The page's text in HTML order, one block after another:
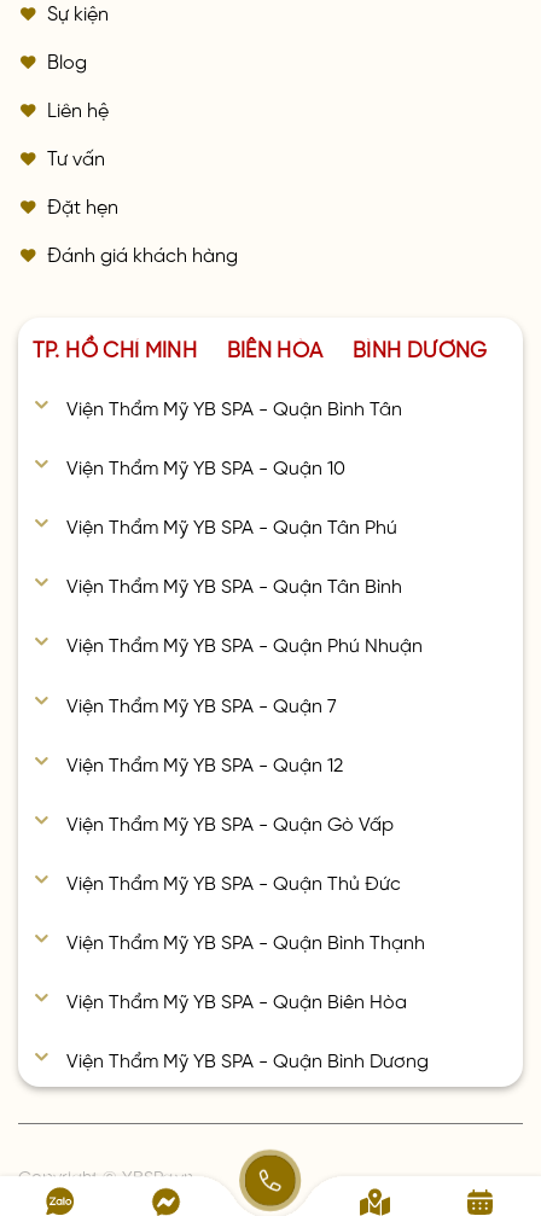
Sự kiện
Blog
Liên hệ
Tư vấn
Đặt hẹn
Đánh giá khách hàng
TP. HỒ CHÍ MINH BIÊN HÒA BÌNH DƯƠNG
Viện Thẩm Mỹ YB SPA - Quận Bình Tân
Viện Thẩm Mỹ YB SPA - Quận 10
Viện Thẩm Mỹ YB SPA - Quận Tân Phú
Viện Thẩm Mỹ YB SPA - Quận Tân Bình
Viện Thẩm Mỹ YB SPA - Quận Phú Nhuận
Viện Thẩm Mỹ YB SPA - Quận 7
Viện Thẩm Mỹ YB SPA - Quận 12
Viện Thẩm Mỹ YB SPA - Quận Gò Vấp
Viện Thẩm Mỹ YB SPA - Quận Thủ Đức
Viện Thẩm Mỹ YB SPA - Quận Bình Thạnh
Viện Thẩm Mỹ YB SPA - Quận Biên Hòa
Viện Thẩm Mỹ YB SPA - Quận Bình Dương
Copyright © YBSPa.vn